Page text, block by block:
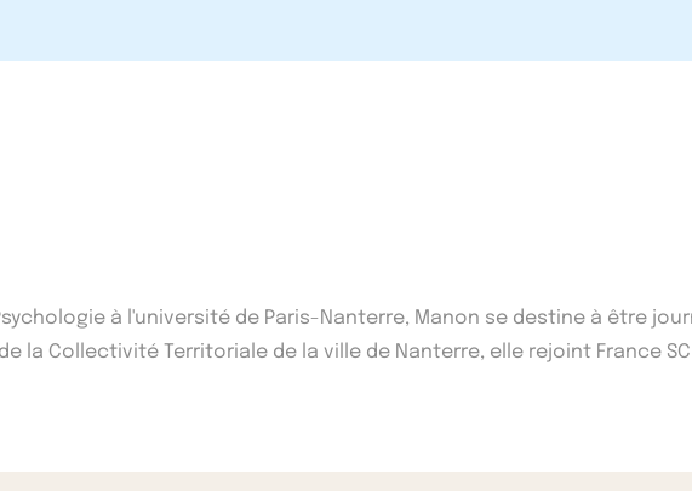
à l'université de Paris-Nanterre, Manon se destine à être
la Collectivité Territoriale de la ville de Nanterre, elle rejoint France